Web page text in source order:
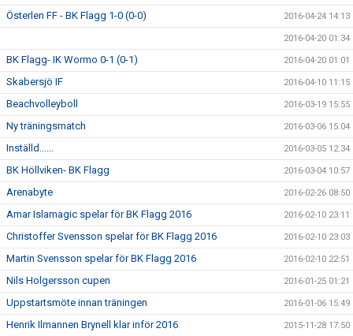
Österlen FF - BK Flagg 1-0 (0-0) 2016-04-24 14:13
2016-04-20 01:34
BK Flagg- IK Wormo 0-1 (0-1) 2016-04-20 01:01
Skabersjö IF 2016-04-10 11:15
Beachvolleyboll 2016-03-19 15:55
Ny träningsmatch 2016-03-06 15:04
Inställd...... 2016-03-05 12:34
BK Höllviken- BK Flagg 2016-03-04 10:57
Arenabyte 2016-02-26 08:50
Amar Islamagic spelar för BK Flagg 2016 2016-02-10 23:11
Christoffer Svensson spelar för BK Flagg 2016 2016-02-10 23:03
Martin Svensson spelar för BK Flagg 2016 2016-02-10 22:51
Nils Holgersson cupen 2016-01-25 01:21
Uppstartsmöte innan träningen 2016-01-06 15:49
Henrik Ilmannen Brynell klar inför 2016 2015-11-28 17:50